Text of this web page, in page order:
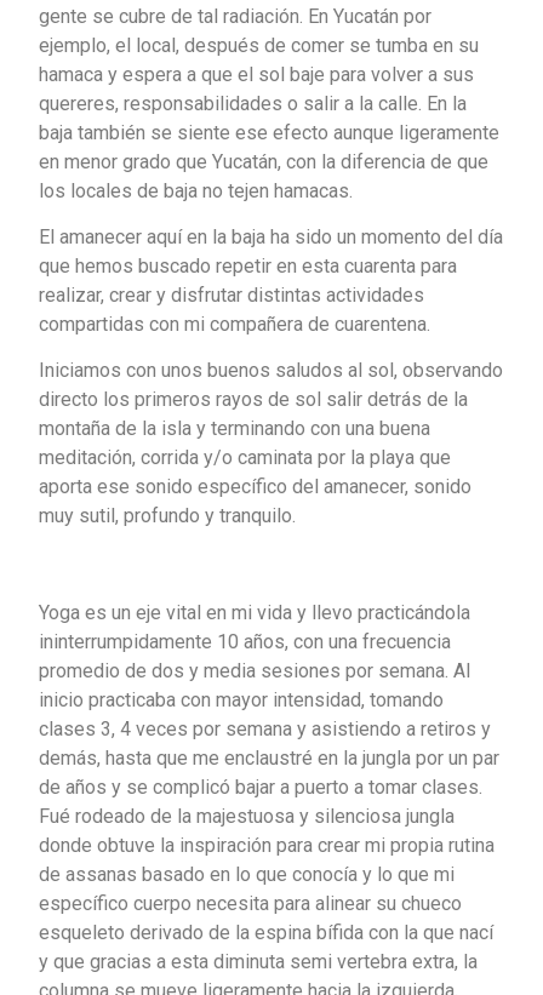
gente se cubre de tal radiación. En Yucatán por
ejemplo, el local, después de comer se tumba en su
hamaca y espera a que el sol baje para volver a sus
quereres, responsabilidades o salir a la calle. En la
baja también se siente ese efecto aunque ligeramente
en menor grado que Yucatán, con la diferencia de que
los locales de baja no tejen hamacas.
El amanecer aquí en la baja ha sido un momento del día
que hemos buscado repetir en esta cuarenta para
realizar, crear y disfrutar distintas actividades
compartidas con mi compañera de cuarentena.
Iniciamos con unos buenos saludos al sol, observando
directo los primeros rayos de sol salir detrás de la
montaña de la isla y terminando con una buena
meditación, corrida y/o caminata por la playa que
aporta ese sonido específico del amanecer, sonido
muy sutil, profundo y tranquilo.
Yoga es un eje vital en mi vida y llevo practicándola
ininterrumpidamente 10 años, con una frecuencia
promedio de dos y media sesiones por semana. Al
inicio practicaba con mayor intensidad, tomando
clases 3, 4 veces por semana y asistiendo a retiros y
demás, hasta que me enclaustré en la jungla por un par
de años y se complicó bajar a puerto a tomar clases.
Fué rodeado de la majestuosa y silenciosa jungla
donde obtuve la inspiración para crear mi propia rutina
de assanas basado en lo que conocía y lo que mi
específico cuerpo necesita para alinear su chueco
esqueleto derivado de la espina bífida con la que nací
y que gracias a esta diminuta semi vertebra extra, la